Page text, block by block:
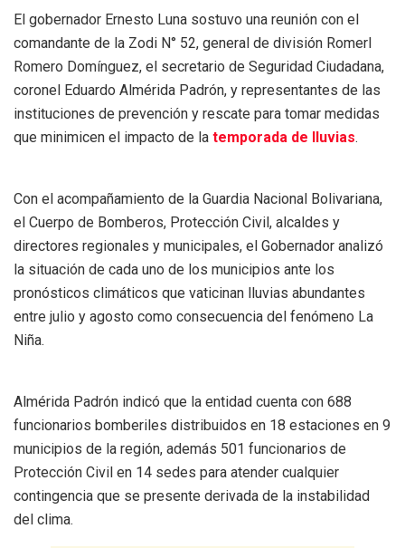
El gobernador Ernesto Luna sostuvo una reunión con el
comandante de la Zodi N° 52, general de división Romerl
Romero Domínguez, el secretario de Seguridad Ciudadana,
coronel Eduardo Almérida Padrón, y representantes de las
instituciones de prevención y rescate para tomar medidas
que minimicen el impacto de la temporada de lluvias.
Con el acompañamiento de la Guardia Nacional Bolivariana,
el Cuerpo de Bomberos, Protección Civil, alcaldes y
directores regionales y municipales, el Gobernador analizó
la situación de cada uno de los municipios ante los
pronósticos climáticos que vaticinan lluvias abundantes
entre julio y agosto como consecuencia del fenómeno La
Niña.
Almérida Padrón indicó que la entidad cuenta con 688
funcionarios bomberiles distribuidos en 18 estaciones en 9
municipios de la región, además 501 funcionarios de
Protección Civil en 14 sedes para atender cualquier
contingencia que se presente derivada de la instabilidad
del clima.